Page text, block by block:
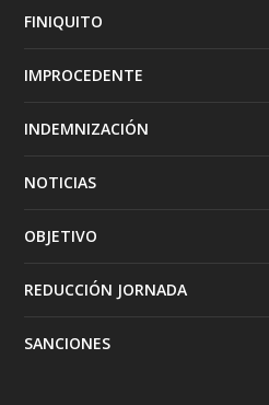
FINIQUITO
IMPROCEDENTE
INDEMNIZACIÓN
NOTICIAS
OBJETIVO
REDUCCIÓN JORNADA
SANCIONES